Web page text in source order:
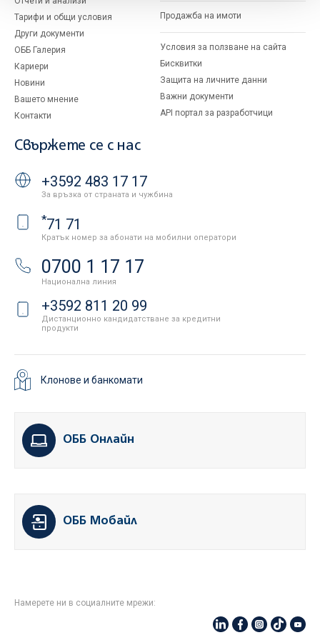
Тарифи и общи условия
Други документи
ОББ Галерия
Кариери
Новини
Вашето мнение
Контакти
Продажба на имоти
Условия за ползване на сайта
Бисквитки
Защита на личните данни
Важни документи
API портал за разработчици
Свържете се с нас
+3592 483 17 17
За връзка от страната и чужбина
*71 71
Кратък номер за абонати на мобилни оператори
0700 1 17 17
Национална линия
+3592 811 20 99
Дистанционно кандидатстване за кредитни
продукти
Клонове и банкомати
ОББ Онлайн
ОББ Мобайл
Намерете ни в социалните мрежи: